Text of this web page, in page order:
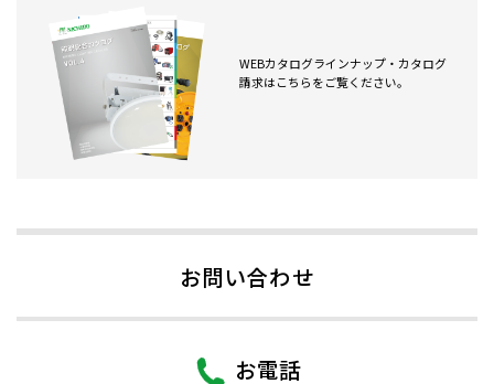
WEBカタログラインナップ・カタログ
請求はこちらをご覧ください。
お問い合わせ
お電話